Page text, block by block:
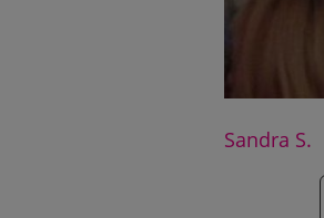
Sandra S.